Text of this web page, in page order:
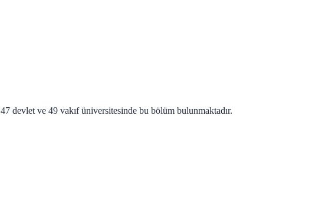
47 devlet ve 49 vakıf üniversitesinde bu bölüm bulunmaktadır.